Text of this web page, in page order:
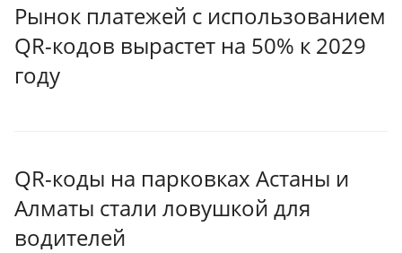
Рынок платежей с использованием
QR-кодов вырастет на 50% к 2029
году
QR-коды на парковках Астаны и
Алматы стали ловушкой для
водителей